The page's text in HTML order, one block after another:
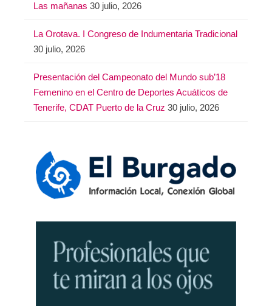
Las mañanas 30 julio, 2026
La Orotava. I Congreso de Indumentaria Tradicional
30 julio, 2026
Presentación del Campeonato del Mundo sub’18
Femenino en el Centro de Deportes Acuáticos de
Tenerife, CDAT Puerto de la Cruz 30 julio, 2026